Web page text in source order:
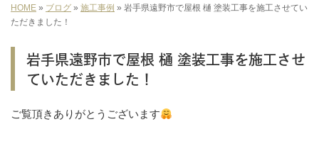
HOME » ブログ » 施工事例 » 岩手県遠野市で屋根 樋 塗装工事を施工させてい
ただきました！
岩手県遠野市で屋根 樋 塗装工事を施工させ
ていただきました！
ご覧頂きありがとうございます